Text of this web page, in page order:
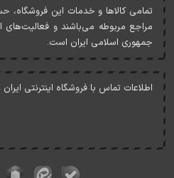
تمامی کالاها و خدمات اين فروشگاه،
مراجع مربوطه می‌باشند و فعاليت‌های
جمهوری اسلامی ايران است.
اطلاعات تماس با فروشگاه اینترنتی